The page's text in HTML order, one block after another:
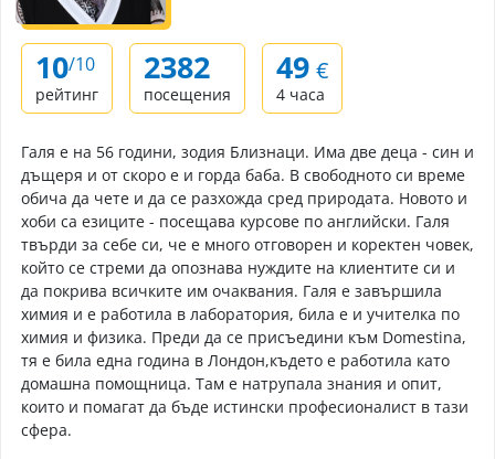
10/10
рейтинг
2382
посещения
49 €
4 часа
Галя е на 56 години, зодия Близнаци. Има две деца - син и
дъщеря и от скоро е и горда баба. В свободното си време
обича да чете и да се разхожда сред природата. Новото и
хоби са езиците - посещава курсове по английски. Галя
твърди за себе си, че е много отговорен и коректен човек,
който се стреми да опознава нуждите на клиентите си и
да покрива всичките им очаквания. Галя е завършила
химия и е работила в лаборатория, била е и учителка по
химия и физика. Преди да се присъедини към Domestina,
тя е била една година в Лондон,където е работила като
домашна помощница. Там е натрупала знания и опит,
които и помагат да бъде истински професионалист в тази
сфера.